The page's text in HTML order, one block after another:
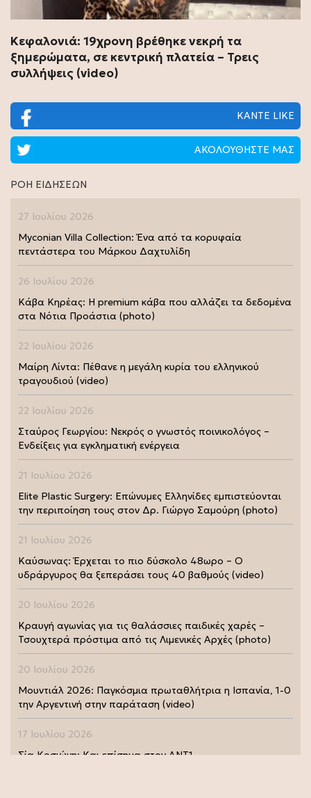
Κεφαλονιά: 19χρονη βρέθηκε νεκρή τα
ξημερώματα, σε κεντρική πλατεία – Τρεις
συλλήψεις (video)
ΚΑΝΤΕ LIKE
ΑΚΟΛΟΥΘΗΣΤΕ ΜΑΣ
ΡΟΗ ΕΙΔΗΣΕΩΝ
27 Ιουλίου 2026
Myconian Villa Collection: Ένα από τα κορυφαία
πεντάστερα του Μάρκου Δαχτυλίδη
26 Ιουλίου 2026
Κάβα Κηρέας: Η premium κάβα που αλλάζει τα δεδομένα
στα Νότια Προάστια (photo)
22 Ιουλίου 2026
Μαίρη Λίντα: Πέθανε η μεγάλη κυρία του ελληνικού
τραγουδιού (video)
22 Ιουλίου 2026
Σταύρος Γεωργίου: Νεκρός ο γνωστός ποινικολόγος –
Ενδείξεις για εγκληματική ενέργεια
21 Ιουλίου 2026
Elite Plastic Surgery: Επώνυμες Ελληνίδες εμπιστεύονται
την περιποίηση τους στον Δρ. Γιώργο Σαμούρη (photo)
21 Ιουλίου 2026
Καύσωνας: Έρχεται το πιο δύσκολο 48ωρο – Ο
υδράργυρος θα ξεπεράσει τους 40 βαθμούς (video)
20 Ιουλίου 2026
Κραυγή αγωνίας για τις θαλάσσιες παιδικές χαρές –
Τσουχτερά πρόστιμα από τις Λιμενικές Αρχές (photo)
20 Ιουλίου 2026
Μουντιάλ 2026: Παγκόσμια πρωταθλήτρια η Ισπανία, 1-0
την Αργεντινή στην παράταση (video)
17 Ιουλίου 2026
Σία Κοσιώνη: Και επίσημα στον ΑΝΤ1